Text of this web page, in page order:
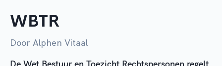
WBTR
Door Alphen Vitaal